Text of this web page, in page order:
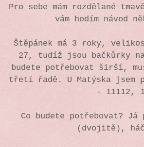
Pro sebe mám rozdělané
vám hodím návod
Štěpánek má 3 roky,
27, tudíž jsou bačkůrky
budete potřebovat širší,
třetí řadě. U Matýska
- 11112,
Co budete potřebovat?
(dvojitě),